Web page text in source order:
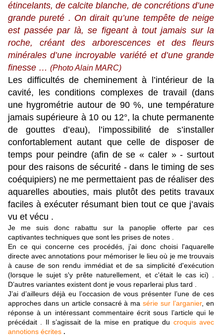
étincelants, de calcite blanche, de concrétions d’une
grande pureté . On dirait qu’une tempête de neige
est passée par là, se figeant à tout jamais sur la
roche, créant des arborescences et des fleurs
minérales d’une incroyable variété et d’une grande
finesse … (Photo Alain MARC)
Les difficultés de cheminement à l’intérieur de la
cavité, les conditions complexes de travail (dans
une hygrométrie autour de 90 %, une température
jamais supérieure à 10 ou 12°, la chute permanente
de gouttes d’eau), l’impossibilité de s’installer
confortablement autant que celle de disposer de
temps pour peindre (afin de se « caler » - surtout
pour des raisons de sécurité - dans le timing de ses
coéquipiers) ne me permettaient pas de réaliser des
aquarelles abouties, mais plutôt des petits travaux
faciles à exécuter résumant bien tout ce que j’avais
vu et vécu .
Je me suis donc rabattu sur la panoplie offerte par ces
captivantes techniques que sont les prises de notes .
En ce qui concerne ces procédés, j'ai donc choisi l'aquarelle
directe avec annotations pour mémoriser le lieu où je me trouvais
à cause de son rendu immédiat et de sa simplicité d'exécution
(lorsque le sujet s'y prête naturellement, et c'était le cas ici) .
D’autres variantes existent dont je vous reparlerai plus tard .
J’ai d’ailleurs déjà eu l’occasion de vous présenter l’une de ces
approches dans un article consacré à ma série sur l’arganier, en
réponse à un intéressant commentaire écrit sous l’article qui le
précédait . Il s’agissait de la mise en pratique du croquis avec
annotions écrites .